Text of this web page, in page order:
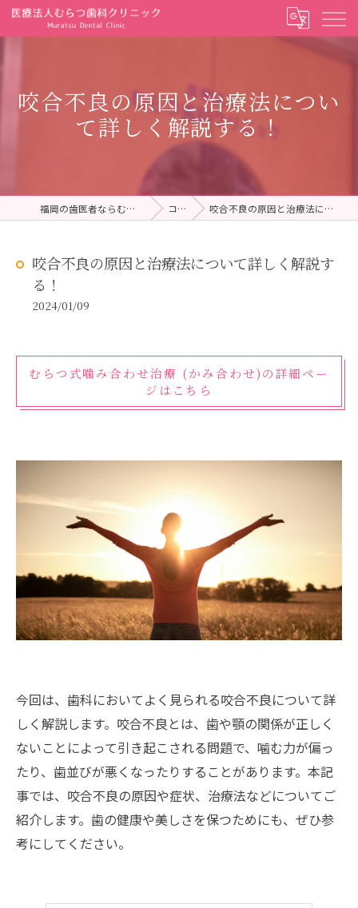
咬合不良の原因と治療法につい
て詳しく解説する！
福岡の歯医者ならむらつ歯科クリニック コラム 咬合不良の原因と治療法について詳しく解説する！
咬合不良の原因と治療法について詳しく解説す
る！
2024/01/09
むらつ式噛み合わせ治療 (かみ合わせ)の詳細ペー
ジはこちら
今回は、歯科においてよく見られる咬合不良について詳
しく解説します。咬合不良とは、歯や顎の関係が正しく
ないことによって引き起こされる問題で、噛む力が偏っ
たり、歯並びが悪くなったりすることがあります。本記
事では、咬合不良の原因や症状、治療法などについてご
紹介します。歯の健康や美しさを保つためにも、ぜひ参
考にしてください。